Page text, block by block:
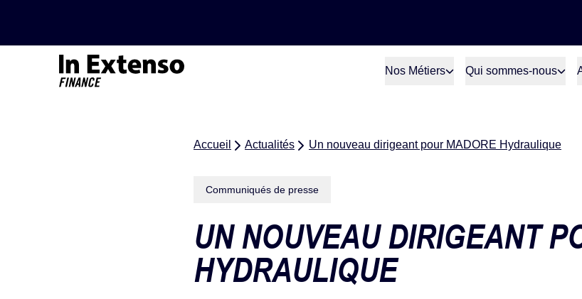
Nos Métiers Qui sommes-nous
Accueil Actualités Un nouveau dirigeant pour MADORE Hydraulique
Communiqués de presse
UN NOUVEAU DIRIGEANT
HYDRAULIQUE